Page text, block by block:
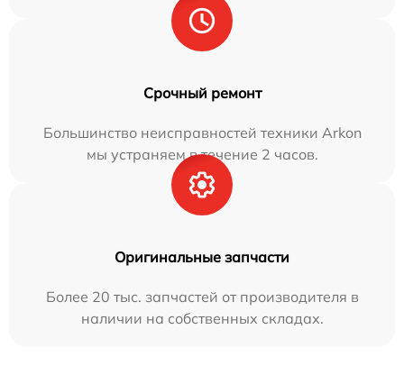
Срочный ремонт
Большинство неисправностей техники Arkon
мы устраняем в течение 2 часов.
Оригинальные запчасти
Более 20 тыс. запчастей от производителя в
наличии на собственных складах.